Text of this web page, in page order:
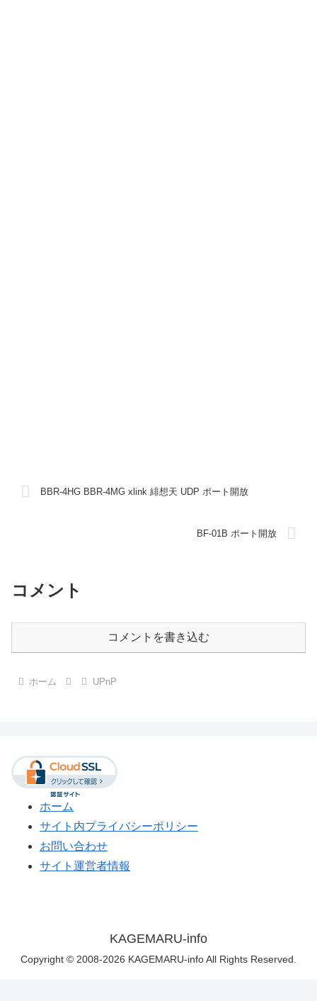
BBR-4HG BBR-4MG xlink 緋想天 UDP ポート開放
BF-01B ポート開放
コメント
コメントを書き込む
ホーム UPnP
ホーム
サイト内プライバシーポリシー
お問い合わせ
サイト運営者情報
KAGEMARU-info
Copyright © 2008-2026 KAGEMARU-info All Rights Reserved.